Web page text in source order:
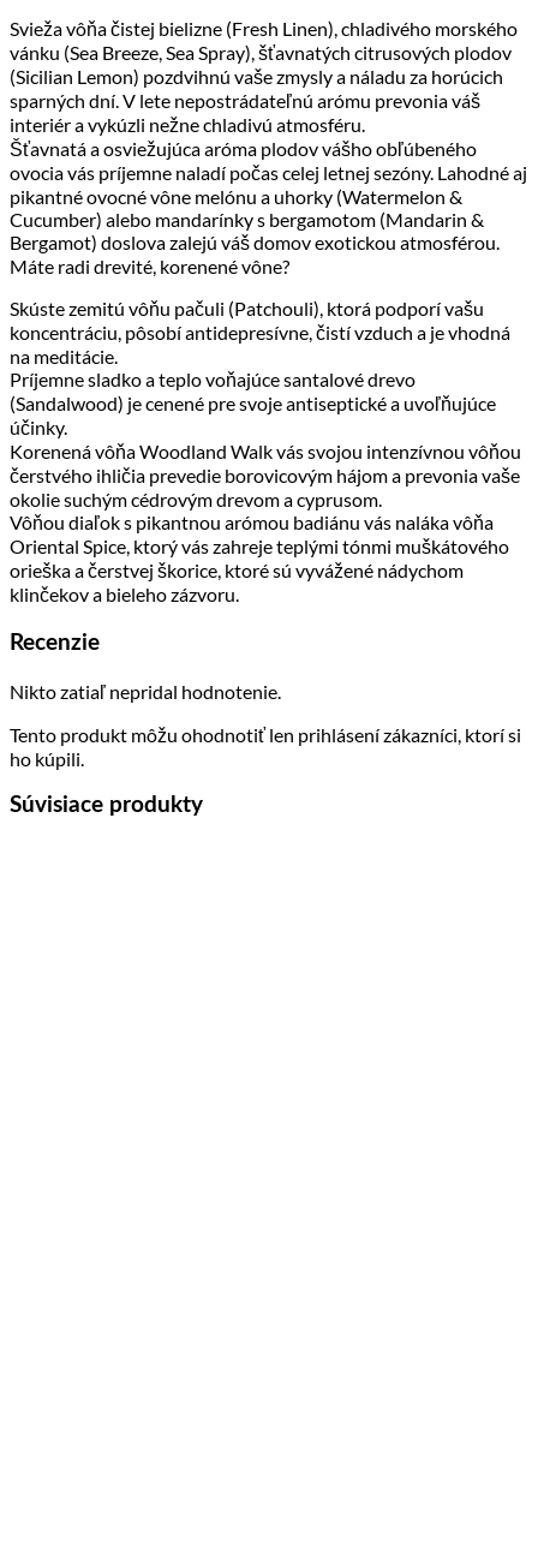
Svieža vôňa čistej bielizne (Fresh Linen), chladivého morského
vánku (Sea Breeze, Sea Spray), šťavnatých citrusových plodov
(Sicilian Lemon) pozdvihnú vaše zmysly a náladu za horúcich
sparných dní. V lete nepostrádateľnú arómu prevonia váš
interiér a vykúzli nežne chladivú atmosféru.
Šťavnatá a osviežujúca aróma plodov vášho obľúbeného
ovocia vás príjemne naladí počas celej letnej sezóny. Lahodné aj
pikantné ovocné vône melónu a uhorky (Watermelon &
Cucumber) alebo mandarínky s bergamotom (Mandarin &
Bergamot) doslova zalejú váš domov exotickou atmosférou.
Máte radi drevité, korenené vône?
Skúste zemitú vôňu pačuli (Patchouli), ktorá podporí vašu
koncentráciu, pôsobí antidepresívne, čistí vzduch a je vhodná
na meditácie.
Príjemne sladko a teplo voňajúce santalové drevo
(Sandalwood) je cenené pre svoje antiseptické a uvoľňujúce
účinky.
Korenená vôňa Woodland Walk vás svojou intenzívnou vôňou
čerstvého ihličia prevedie borovicovým hájom a prevonia vaše
okolie suchým cédrovým drevom a cyprusom.
Vôňou diaľok s pikantnou arómou badiánu vás naláka vôňa
Oriental Spice, ktorý vás zahreje teplými tónmi muškátového
orieška a čerstvej škorice, ktoré sú vyvážené nádychom
klinčekov a bieleho zázvoru.
Recenzie
Nikto zatiaľ nepridal hodnotenie.
Tento produkt môžu ohodnotiť len prihlásení zákazníci, ktorí si
ho kúpili.
Súvisiace produkty